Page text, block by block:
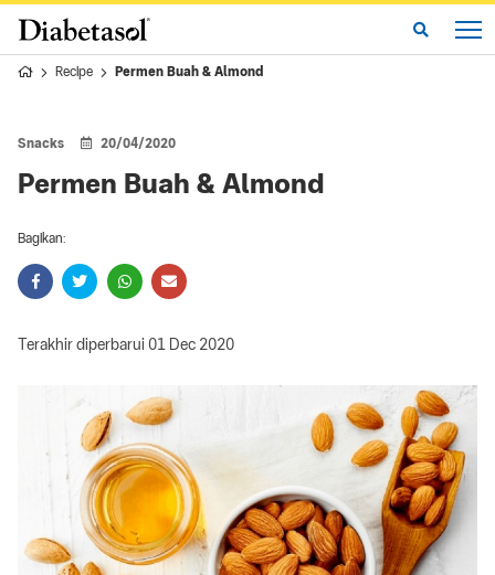
Recipe Permen Buah & Almond
Snacks 20/04/2020
Permen Buah & Almond
Bagikan:
Terakhir diperbarui 01 Dec 2020